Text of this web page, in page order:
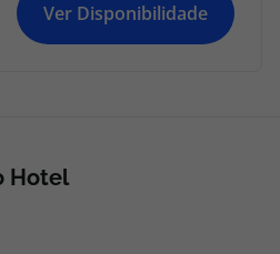
Ver Disponibilidade
Hotel